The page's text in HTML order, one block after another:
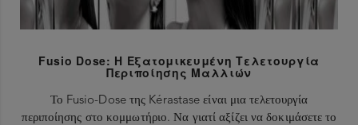
Fusio Dose: Η Εξατομικευμένη Τελετουργία
Περιποίησης Μαλλιών
Το Fusio-Dose της Kérastase είναι μια τελετουργία
περιποίησης στο κομμωτήριο. Να γιατί αξίζει να δοκιμάσετε το